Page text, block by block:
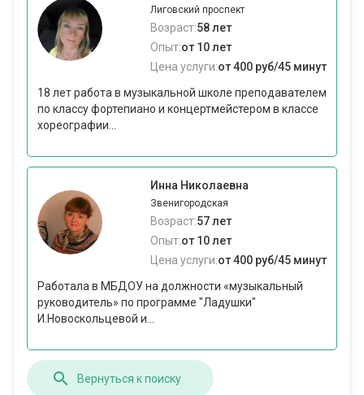
Лиговский проспект
Возраст:58 лет
Опыт:от 10 лет
Цена услуги:от 400 руб/45 минут
18 лет работа в музыкальной школе преподавателем
по классу фортепиано и концертмейстером в классе
хореографии...
Инна Николаевна
Звенигородская
Возраст:57 лет
Опыт:от 10 лет
Цена услуги:от 400 руб/45 минут
Работала в МБДОУ на должности «музыкальный
руководитель» по программе "Ладушки"
И.Новоскольцевой и...
Вернуться к поиску